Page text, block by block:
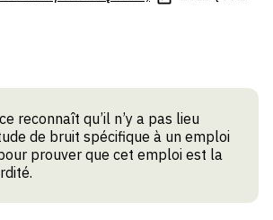
reconnaît qu’il n’y a pas lieu
de bruit spécifique à un emploi
prouver que cet emploi est la